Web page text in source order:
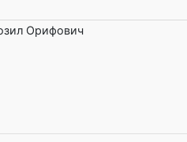
Орифович